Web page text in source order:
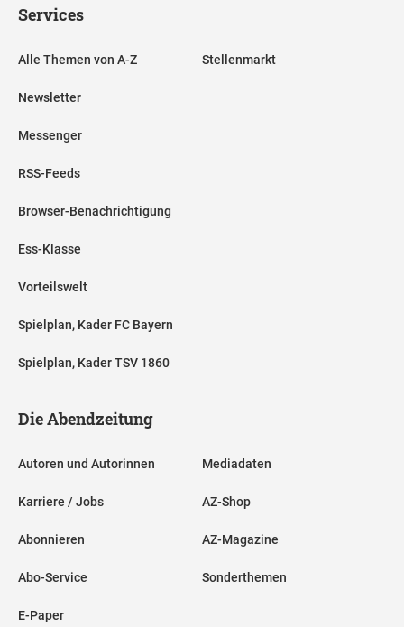
Services
Alle Themen von A-Z
Newsletter
Messenger
RSS-Feeds
Browser-Benachrichtigung
Ess-Klasse
Vorteilswelt
Spielplan, Kader FC Bayern
Spielplan, Kader TSV 1860
Stellenmarkt
Die Abendzeitung
Autoren und Autorinnen
Karriere / Jobs
Abonnieren
Abo-Service
E-Paper
Mediadaten
AZ-Shop
AZ-Magazine
Sonderthemen